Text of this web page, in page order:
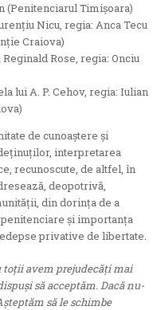
(Penitenciarul Timișoara)
Nicu, regia: Anca Tecu
Craiova)
Rose, regia: Onciu
lui A. P. Cehov, regia: Iulian
de cunoaştere şi
interpretarea
recunoscute, de altfel, în
deopotrivă,
din dorinţa de a
și importanța
privative de libertate.
toţii avem prejudecăţi mai
să acceptăm. Dacă nu-
să le schimbe